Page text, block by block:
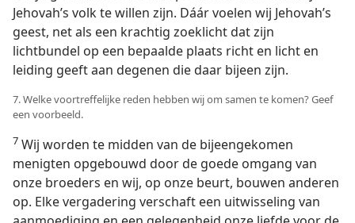
Jehovah’s volk te willen zijn. Dáár voelen wij Jehovah’s
geest, net als een krachtig zoeklicht dat zijn
lichtbundel op een bepaalde plaats richt en licht en
leiding geeft aan degenen die daar bijeen zijn.
7. Welke voortreffelijke reden hebben wij om samen te komen? Geef
een voorbeeld.
7 Wij worden te midden van de bijeengekomen
menigten opgebouwd door de goede omgang van
onze broeders en wij, op onze beurt, bouwen anderen
op. Elke vergadering verschaft een uitwisseling van